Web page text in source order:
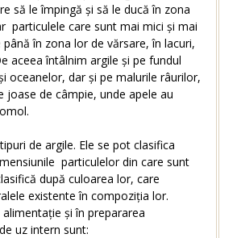
să le împingă și să le ducă în zona
particulele care sunt mai mici și mai
în zona lor de vărsare, în lacuri,
aceea întâlnim argile și pe fundul
oceanelor, dar și pe malurile râurilor,
joase de câmpie, unde apele au
de argile. Ele se pot clasifica
particulelor din care sunt
după culoarea lor, care
existente în compoziția lor.
și în prepararea
uz intern sunt: